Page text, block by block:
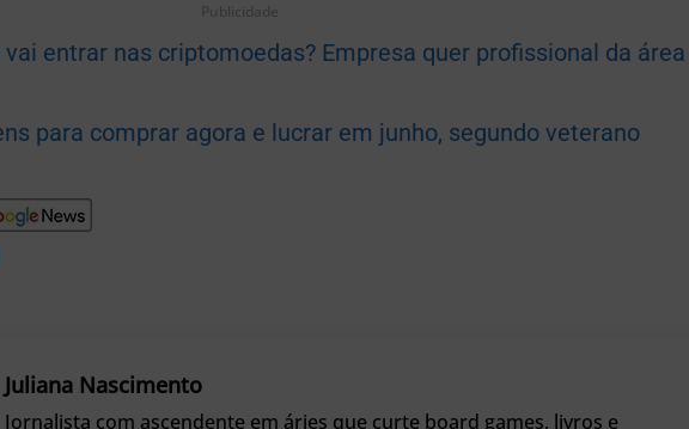
Publicidade
vai entrar nas criptomoedas? Empresa quer profissional da área
para comprar agora e lucrar em junho, segundo veterano
Juliana Nascimento
Jornalista com ascendente em áries que curte board games, livros e